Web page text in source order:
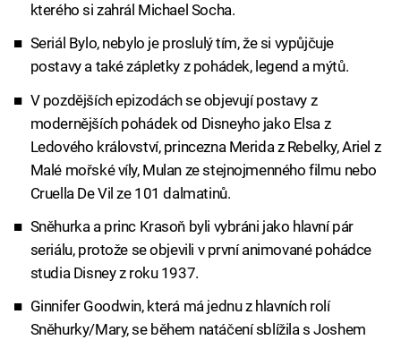
kterého si zahrál Michael Socha.
Seriál Bylo, nebylo je proslulý tím, že si vypůjčuje
postavy a také zápletky z pohádek, legend a mýtů.
V pozdějších epizodách se objevují postavy z
modernějších pohádek od Disneyho jako Elsa z
Ledového království, princezna Merida z Rebelky, Ariel z
Malé mořské víly, Mulan ze stejnojmenného filmu nebo
Cruella De Vil ze 101 dalmatinů.
Sněhurka a princ Krasoň byli vybráni jako hlavní pár
seriálu, protože se objevili v první animované pohádce
studia Disney z roku 1937.
Ginnifer Goodwin, která má jednu z hlavních rolí
Sněhurky/Mary, se během natáčení sblížila s Joshem